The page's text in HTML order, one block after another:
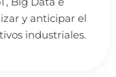
y anticipar el
industriales.